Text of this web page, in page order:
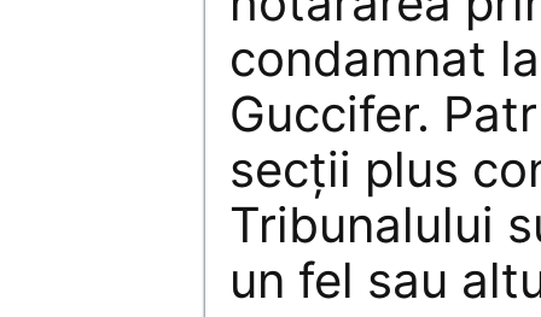
condamnat
Guccifer.
secții plus
Tribunalului
un fel sau